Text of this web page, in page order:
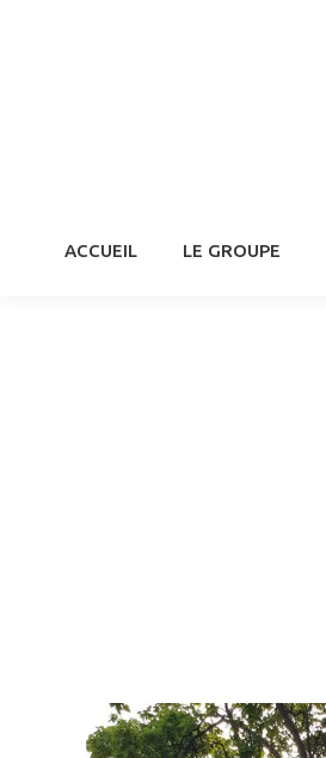
ACCUEIL LE GROUPE